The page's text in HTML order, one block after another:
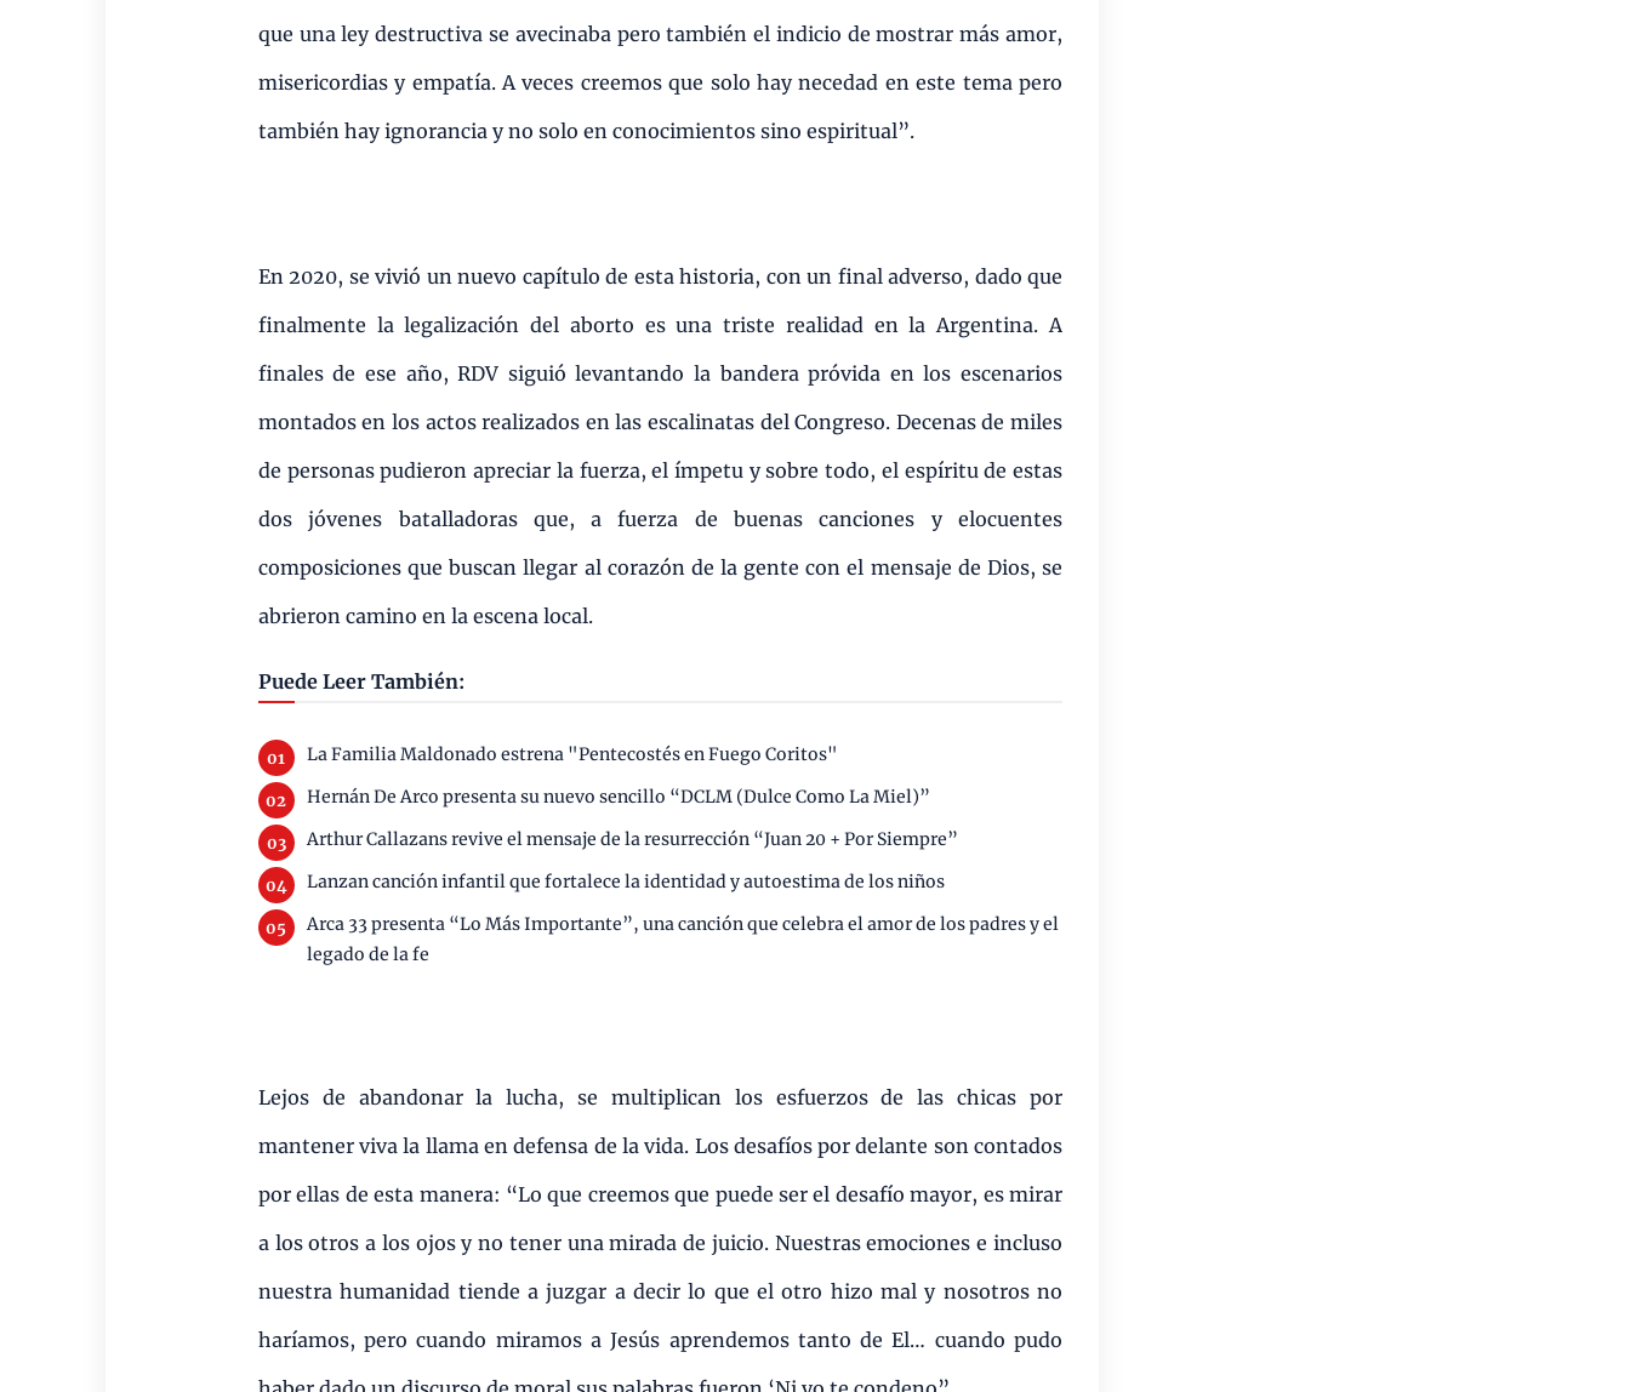
que una ley destructiva se avecinaba pero también el indicio de mostrar más amor,
misericordias y empatía. A veces creemos que solo hay necedad en este tema pero
también hay ignorancia y no solo en conocimientos sino espiritual”.
En 2020, se vivió un nuevo capítulo de esta historia, con un final adverso, dado que
finalmente la legalización del aborto es una triste realidad en la Argentina. A
finales de ese año, RDV siguió levantando la bandera próvida en los escenarios
montados en los actos realizados en las escalinatas del Congreso. Decenas de miles
de personas pudieron apreciar la fuerza, el ímpetu y sobre todo, el espíritu de estas
dos jóvenes batalladoras que, a fuerza de buenas canciones y elocuentes
composiciones que buscan llegar al corazón de la gente con el mensaje de Dios, se
abrieron camino en la escena local.
Puede Leer También:
La Familia Maldonado estrena "Pentecostés en Fuego Coritos"
Hernán De Arco presenta su nuevo sencillo “DCLM (Dulce Como La Miel)”
Arthur Callazans revive el mensaje de la resurrección “Juan 20 + Por Siempre”
Lanzan canción infantil que fortalece la identidad y autoestima de los niños
Arca 33 presenta “Lo Más Importante”, una canción que celebra el amor de los padres y el
legado de la fe
Lejos de abandonar la lucha, se multiplican los esfuerzos de las chicas por
mantener viva la llama en defensa de la vida. Los desafíos por delante son contados
por ellas de esta manera: “Lo que creemos que puede ser el desafío mayor, es mirar
a los otros a los ojos y no tener una mirada de juicio. Nuestras emociones e incluso
nuestra humanidad tiende a juzgar a decir lo que el otro hizo mal y nosotros no
haríamos, pero cuando miramos a Jesús aprendemos tanto de El… cuando pudo